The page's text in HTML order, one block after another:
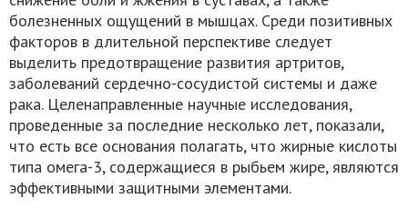
болезненных ощущений в мышцах. Среди позитивных
факторов в длительной перспективе следует
выделить предотвращение развития артритов,
заболеваний сердечно-сосудистой системы и даже
рака. Целенаправленные научные исследования,
проведенные за последние несколько лет, показали,
что есть все основания полагать, что жирные кислоты
типа омега-3, содержащиеся в рыбьем жире, являются
эффективными защитными элементами.